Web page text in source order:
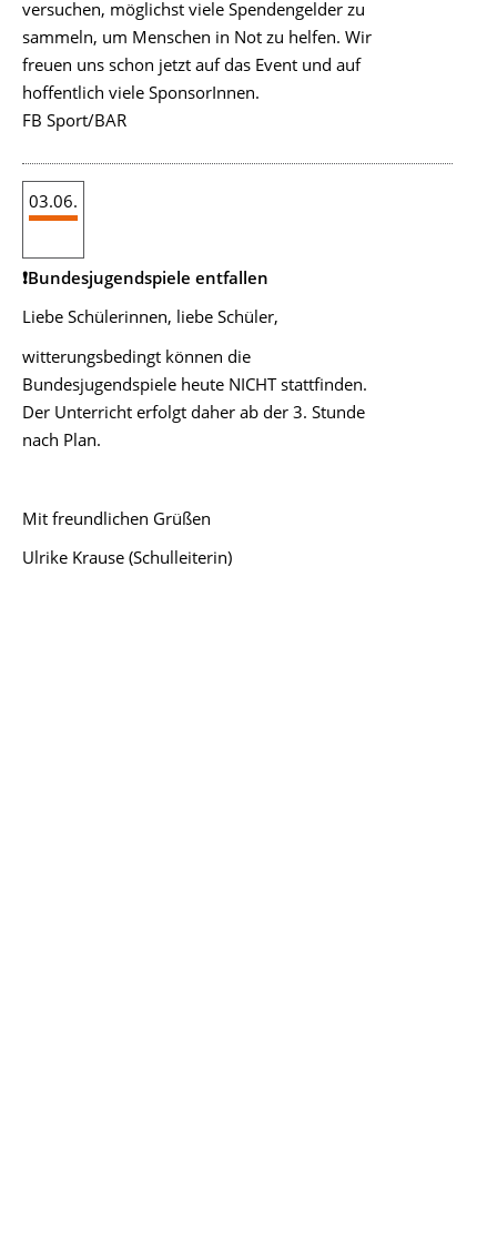
versuchen, möglichst viele Spendengelder zu
sammeln, um Menschen in Not zu helfen. Wir
freuen uns schon jetzt auf das Event und auf
hoffentlich viele SponsorInnen.
FB Sport/BAR
03.06.
❗Bundesjugendspiele entfallen
Liebe Schülerinnen, liebe Schüler,
witterungsbedingt können die
Bundesjugendspiele heute NICHT stattfinden.
Der Unterricht erfolgt daher ab der 3. Stunde
nach Plan.
Mit freundlichen Grüßen
Ulrike Krause (Schulleiterin)